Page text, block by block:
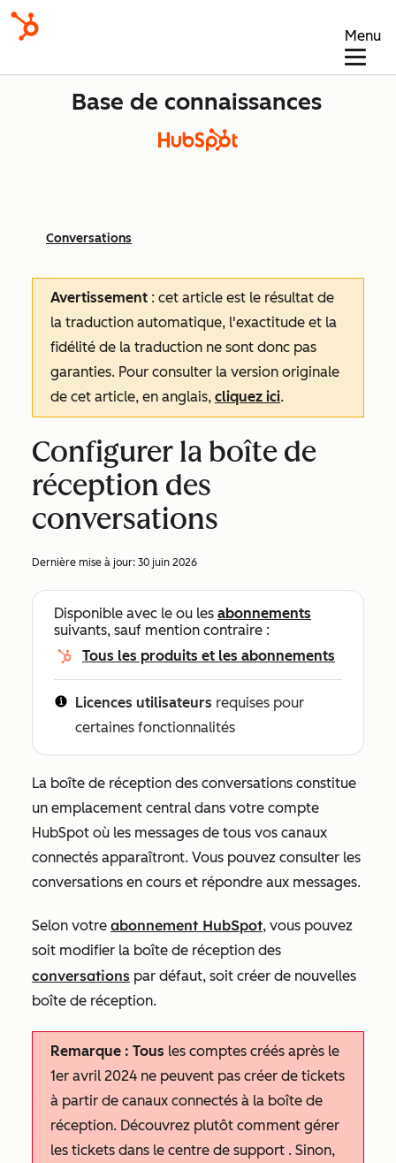
Menu
Base de connaissances
Conversations
Avertissement : cet article est le résultat de
la traduction automatique, l'exactitude et la
fidélité de la traduction ne sont donc pas
garanties. Pour consulter la version originale
de cet article, en anglais, cliquez ici.
Configurer la boîte de
réception des
conversations
Dernière mise à jour: 30 juin 2026
Disponible avec le ou les abonnements
suivants, sauf mention contraire :
Tous les produits et les abonnements
Licences utilisateurs requises pour
certaines fonctionnalités
La boîte de réception des conversations constitue
un emplacement central dans votre compte
HubSpot où les messages de tous vos canaux
connectés apparaîtront. Vous pouvez consulter les
conversations en cours et répondre aux messages.
Selon votre abonnement HubSpot, vous pouvez
soit modifier la boîte de réception des
conversations par défaut, soit créer de nouvelles
boîte de réception.
Remarque : Tous les comptes créés après le
1er avril 2024 ne peuvent pas créer de tickets
à partir de canaux connectés à la boîte de
réception. Découvrez plutôt comment gérer
les tickets dans le centre de support . Sinon,